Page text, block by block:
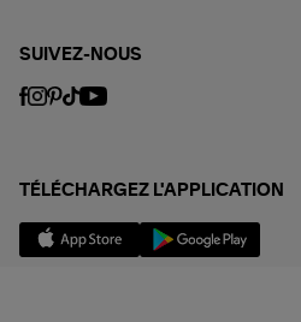
SUIVEZ-NOUS
TÉLÉCHARGEZ L'APPLICATION